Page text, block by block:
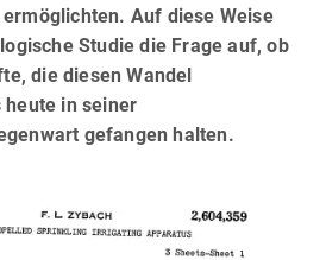
Auf diese Weise
Studie die Frage auf, ob
die diesen Wandel
heute in seiner
gefangen halten.